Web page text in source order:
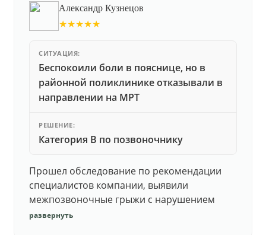
Александр Кузнецов
★★★★★
СИТУАЦИЯ:
Беспокоили боли в пояснице, но в
районной поликлинике отказывали в
направлении на МРТ
РЕШЕНИЕ:
Категория В по позвоночнику
Прошел обследование по рекомендации
специалистов компании, выявили
межпозвоночные грыжи с нарушением
функций. Юристы подготовили документы,
развернуть